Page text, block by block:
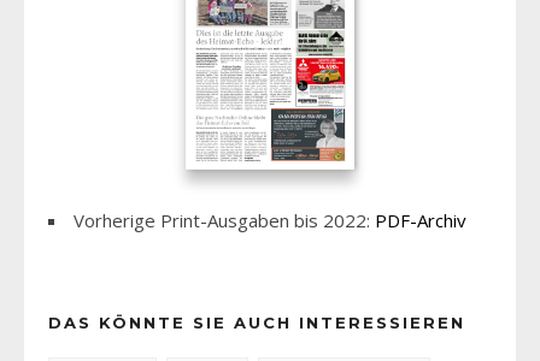
Vorherige Print-Ausgaben bis 2022: PDF-Archiv
DAS KÖNNTE SIE AUCH INTERESSIEREN